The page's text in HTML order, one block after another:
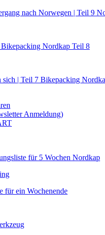
nach Norwegen | Teil 9
Bikepacking Nordkap Teil 8
sich | Teil 7 Bikepacking
Anmeldung)
für 5 Wochen Nordkap
für ein Wochenende